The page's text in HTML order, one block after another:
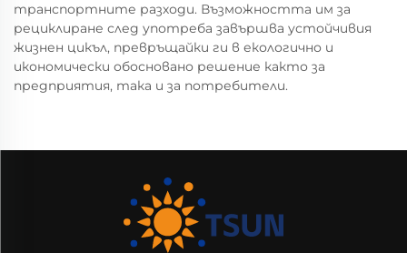
транспортните разходи. Възможността им за
рециклиране след употреба завършва устойчивия
жизнен цикъл, превръщайки ги в екологично и
икономически обосновано решение както за
предприятия, така и за потребители.